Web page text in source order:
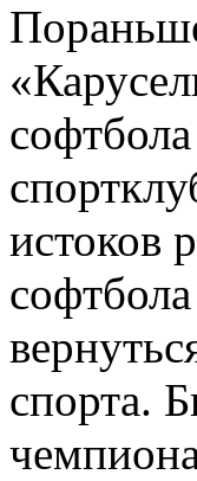
истоков
спорта.